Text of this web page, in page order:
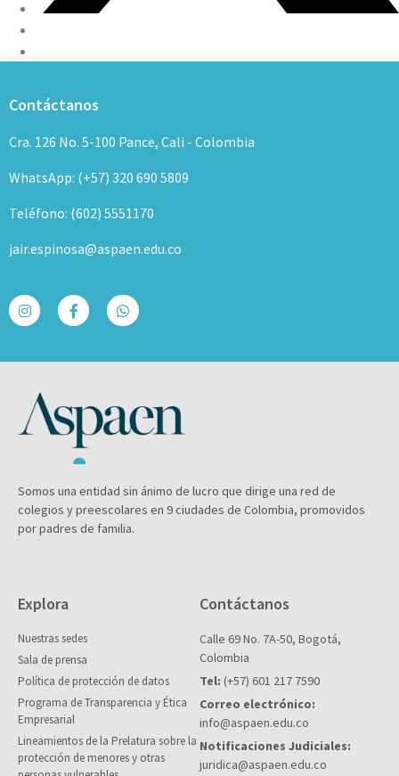
Contáctanos
Cra. 126 No. 5-100 Pance, Cali - Colombia
WhatsApp: (+57) 320 690 5809
Teléfono: (602) 5551170
jair.espinosa@aspaen.edu.co
Somos una entidad sin ánimo de lucro que dirige una red de
colegios y preescolares en 9 ciudades de Colombia, promovidos
por padres de familia.
Explora
Nuestras sedes
Sala de prensa
Política de protección de datos
Programa de Transparencia y Ética
Empresarial
Lineamientos de la Prelatura sobre la
protección de menores y otras
Contáctanos
Calle 69 No. 7A-50, Bogotá,
Colombia
Tel: (+57) 601 217 7590
Correo electrónico:
info@aspaen.edu.co
Notificaciones Judiciales:
juridica@aspaen.edu.co